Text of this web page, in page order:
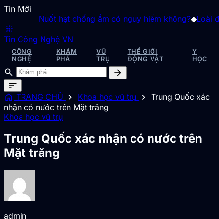
Tin Mới
Nuốt hạt chống ẩm có nguy hiểm không?◆Loài
blur_on
Tin Công Nghệ VN
CÔNG
NGHỆ
KHÁM
PHÁ
VŨ
TRỤ
THẾ GIỚI
ĐỘNG VẬT
Y
HỌC
search
arrow_forward
sort
home TRANG CHỦ chevron_right Khoa học vũ trụ chevron_right Trung Quốc xác
nhận có nước trên Mặt trăng
Khoa học vũ trụ
Trung Quốc xác nhận có nước trên
Mặt trăng
admin